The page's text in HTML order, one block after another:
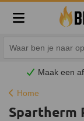
Maak een
Home
Spartherm